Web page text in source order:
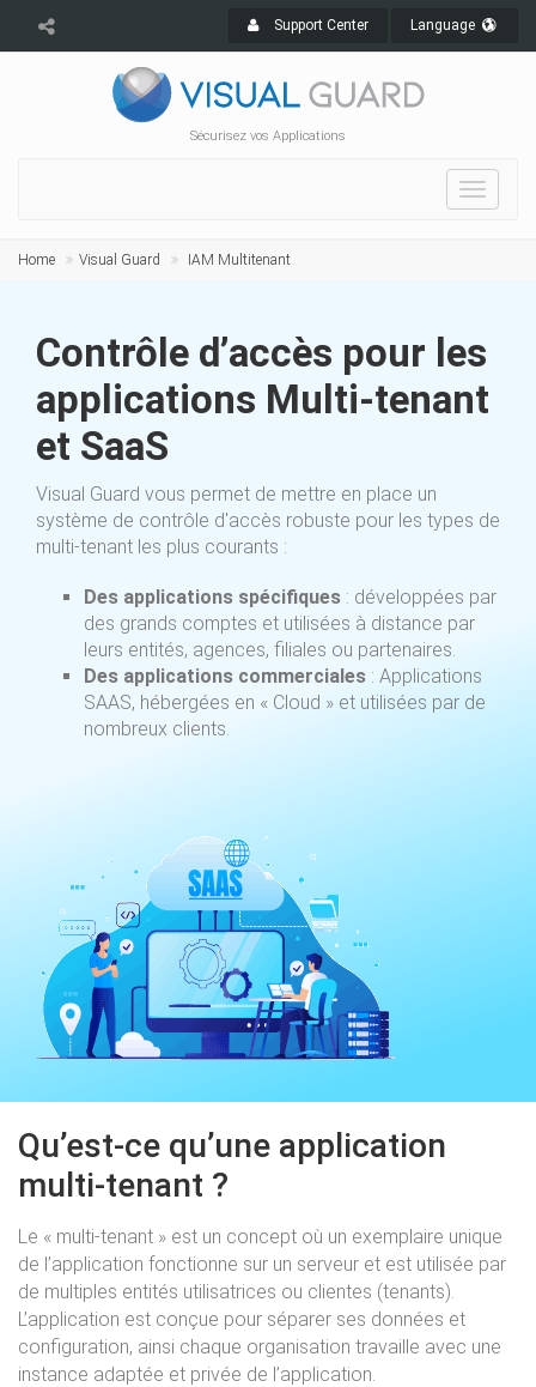
Support Center Language
Sécurisez vos Applications
Toggle
Home Visual Guard IAM Multitenant
Contrôle d’accès pour les
applications Multi-tenant
et SaaS
Visual Guard vous permet de mettre en place un
système de contrôle d'accès robuste pour les types de
multi-tenant les plus courants :
Des applications spécifiques : développées par
des grands comptes et utilisées à distance par
leurs entités, agences, filiales ou partenaires.
Des applications commerciales : Applications
SAAS, hébergées en « Cloud » et utilisées par de
nombreux clients.
Qu’est-ce qu’une application
multi-tenant ?
Le « multi-tenant » est un concept où un exemplaire unique
de l’application fonctionne sur un serveur et est utilisée par
de multiples entités utilisatrices ou clientes (tenants).
L’application est conçue pour séparer ses données et
configuration, ainsi chaque organisation travaille avec une
instance adaptée et privée de l’application.